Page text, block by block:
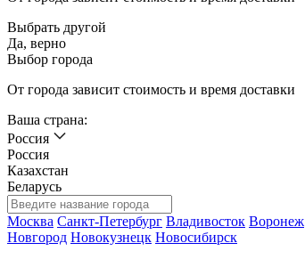
Выбрать другой
Да, верно
Выбор города
От города зависит стоимость и время доставки
Ваша страна:
Россия
Россия
Казахстан
Беларусь
Москва Санкт-Петербург Владивосток Воронеж
Новгород Новокузнецк Новосибирск